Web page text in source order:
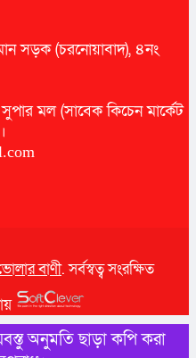
সড়ক (চরনোয়াবাদ), ৪নং
মল (সাবেক কিচেন মার্কেট
বাণী. সর্বস্বত্ব সংরক্ষিত
অনুমতি ছাড়া কপি করা